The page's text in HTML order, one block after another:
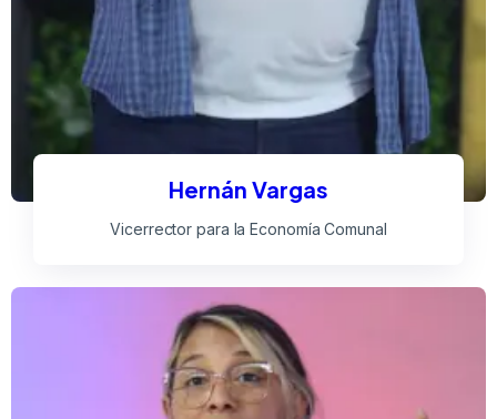
Hernán Vargas
Vicerrector para la Economía Comunal